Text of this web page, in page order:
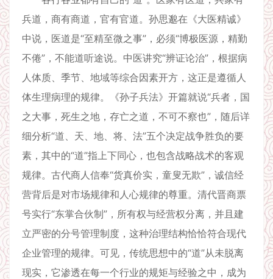
兵道，商有商道，官有官道。孙思邈在《大医精诚》
中说，医道是“至精至微之事”，必须“博极医源，精勤
不倦”，不能道听途说。中医讲究“辨证论治”，根据病
人体质、季节、地域等综合因素开方，这正是遵循人
体生理病理的规律。《孙子兵法》开篇就说“兵者，国
之大事，死生之地，存亡之道，不可不察也”，随后详
细分析“道、天、地、将、法”五个决定战争胜负的要
素，其中的“道”指上下同心，也包含战略战术的客观
规律。古代商人信奉“货真价实，童叟无欺”，诚信经
营背后是对市场规律和人心规律的尊重。清代晋商票
号实行“东掌合伙制”，所有权与经营权分离，并且建
立严密的分号管理制度，这种治理结构恰恰符合现代
企业管理的规律。可见，传统思想中的“道”从未脱离
现实，它渗透在每一个行业的规矩与经验之中，成为